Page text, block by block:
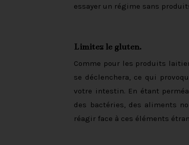
essayer un régime sans
Limitez le gluten.
Comme pour les produits
se déclenchera, ce qui
votre intestin. En étant
des bactéries, des aliments
réagir face à ces éléments